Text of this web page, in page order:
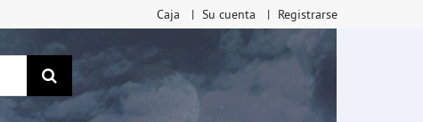
Caja Su cuenta Registrarse
Buscar